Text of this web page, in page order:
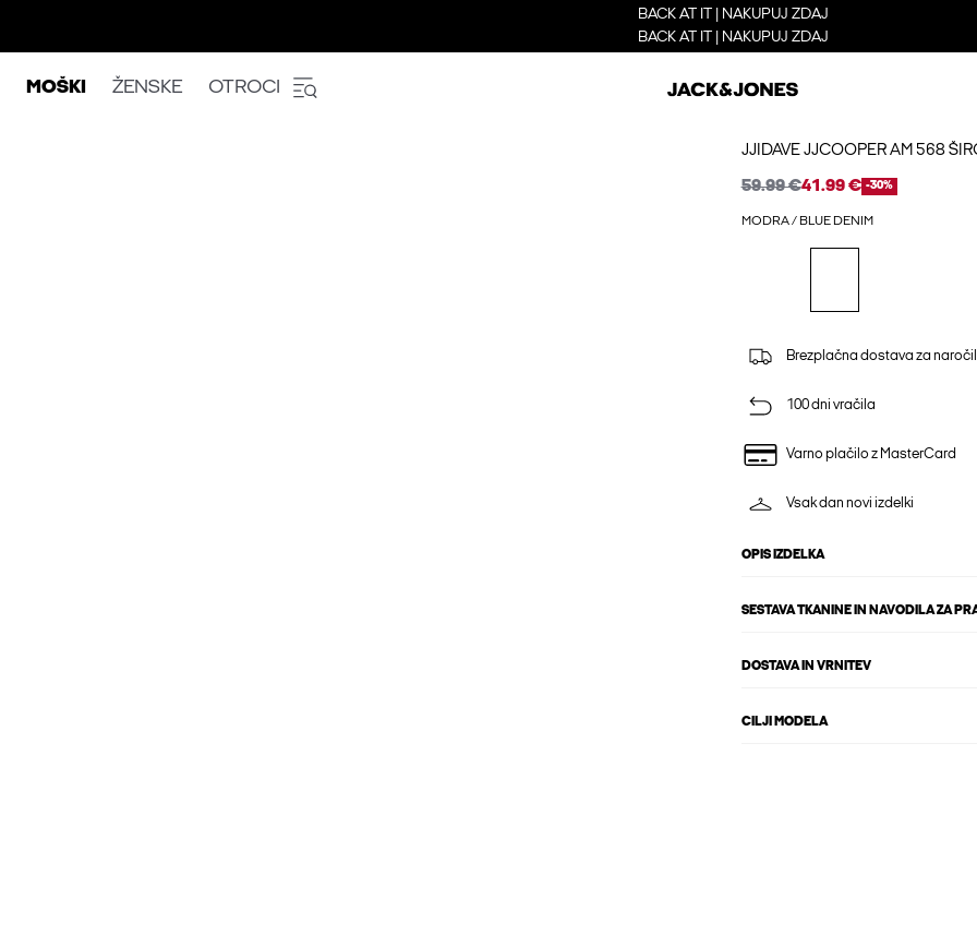
BACK AT IT | NAKUPUJ ZDAJ
BACK AT IT | NAKUPUJ ZDAJ
MOŠKI ŽENSKE OTROCI
JJIDAVE JJCOOPER AM 568
59.99 €41.99 € -30%
MODRA / BLUE DENIM
Brezplačna dostava za
100 dni vračila
Varno plačilo z MasterCard
Vsak dan novi izdelki
OPIS IZDELKA
SESTAVA TKANINE IN NAVODILA ZA
DOSTAVA IN VRNITEV
CILJI MODELA